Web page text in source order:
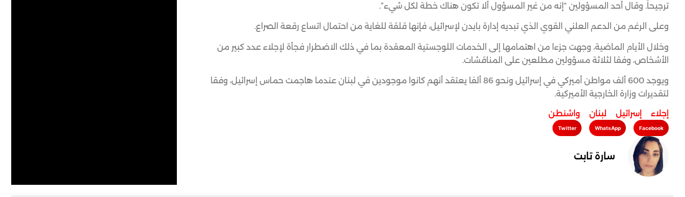
ترجيحاً. وقال أحد المسؤولين “إنه من غير المسؤول ألا تكون هناك خطة لكل شيء”.
وعلى الرغم من الدعم العلني القوي الذي تبديه إدارة بايدن لإسرائيل، فإنها قلقة للغاية من احتمال اتساع رقعة الصراع.
وخلال الأيام الماضية، وجهت جزءا من اهتمامها إلى الخدمات اللوجستية المعقدة بما في ذلك الاضطرار فجأة لإجلاء عدد كبير من
الأشخاص، وفقا لثلاثة مسؤولين مطلعين على المناقشات.
ويوجد 600 ألف مواطن أميركي في إسرائيل ونحو 86 ألفا يعتقد أنهم كانوا موجودين في لبنان عندما هاجمت حماس إسرائيل، وفقا
لتقديرات وزارة الخارجية الأميركية.
إجلاء إسرائيل لبنان واشنطن
Facebook
WhatsApp
Twitter
سارة تابت